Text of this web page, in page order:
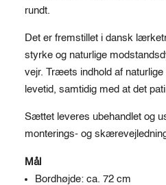
rundt.
Det er fremstillet i dansk
styrke og naturlige
vejr. Træets indhold af naturlige
levetid, samtidig med at det
Sættet leveres ubehandlet og
monterings- og
Mål
Bordhøjde: ca. 72 cm